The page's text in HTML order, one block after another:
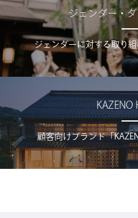
ジェンダー・
ジェンダーに対する取り
KAZENO
顧客向けブランド「